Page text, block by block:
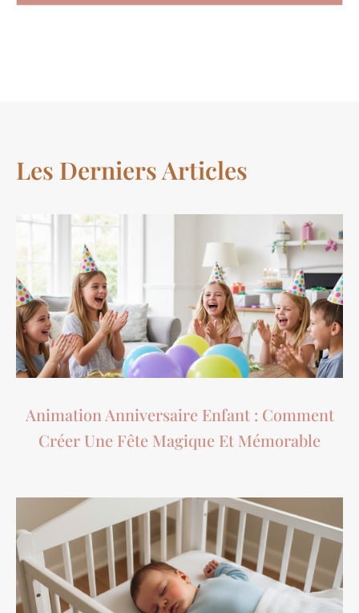
Les Derniers Articles
Animation Anniversaire Enfant : Comment
Créer Une Fête Magique Et Mémorable